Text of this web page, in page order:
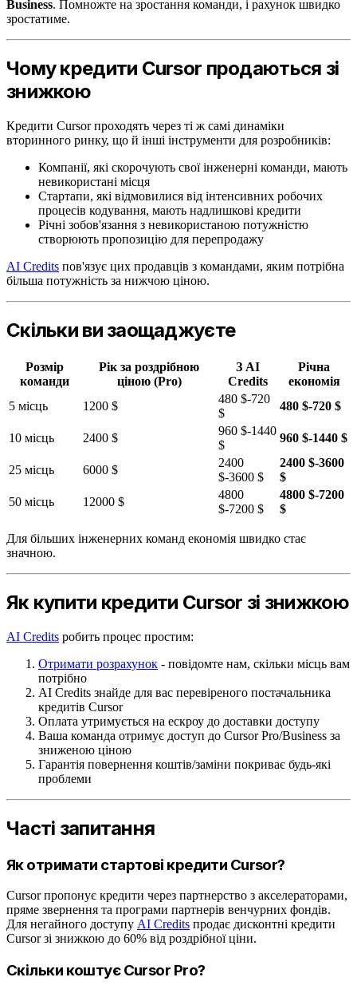
Business. Помножте на зростання команди, і рахунок швидко
зростатиме.
Чому кредити Cursor продаються зі
знижкою
Кредити Cursor проходять через ті ж самі динаміки
вторинного ринку, що й інші інструменти для розробників:
Компанії, які скорочують свої інженерні команди, мають
невикористані місця
Стартапи, які відмовилися від інтенсивних робочих
процесів кодування, мають надлишкові кредити
Річні зобов'язання з невикористаною потужністю
створюють пропозицію для перепродажу
AI Credits пов'язує цих продавців з командами, яким потрібна
більша потужність за нижчою ціною.
Скільки ви заощаджуєте
Розмір
команди
Рік за роздрібною
ціною (Pro)
З AI
Credits
Річна
економія
5 місць
1200 $
480 $-720
$
480 $-720 $
10 місць 2400 $
960 $-1440
$
960 $-1440 $
25 місць 6000 $
2400
$-3600 $
2400 $-3600
$
50 місць
12000 $
4800
$-7200 $
4800 $-7200
$
Для більших інженерних команд економія швидко стає
значною.
Як купити кредити Cursor зі знижкою
AI Credits робить процес простим:
Отримати розрахунок - повідомте нам, скільки місць вам
потрібно
AI Credits знайде для вас перевіреного постачальника
кредитів Cursor
Оплата утримується на ескроу до доставки доступу
Ваша команда отримує доступ до Cursor Pro/Business за
зниженою ціною
Гарантія повернення коштів/заміни покриває будь-які
проблеми
Часті запитання
Як отримати стартові кредити Cursor?
Cursor пропонує кредити через партнерство з акселераторами,
пряме звернення та програми партнерів венчурних фондів.
Для негайного доступу AI Credits продає дисконтні кредити
Cursor зі знижкою до 60% від роздрібної ціни.
Скільки коштує Cursor Pro?